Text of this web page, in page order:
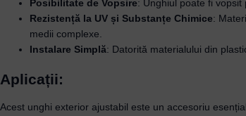
Posibilitate de Vopsire: Unghiul poate fi
Rezistență la UV și Substanțe Chimice:
medii complexe.
Instalare Simplă: Datorită materialului din
Aplicații:
Acest unghi exterior ajustabil este un accesoriu